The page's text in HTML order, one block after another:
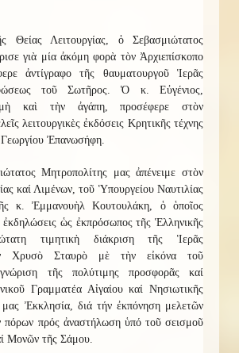
Λειτουργίας, ὁ Σεβασμιώτατος
γιὰ μία ἀκόμη φορὰ τὸν Ἀρχιεπίσκοπο
ἀντίγραφο τῆς θαυματουργοῦ Ἱερᾶς
τοῦ Σωτῆρος. Ὁ κ. Εὐγένιος,
καὶ τὴν ἀγάπη, προσέφερε στὸν
λειτουργικὲς ἐκδόσεις Κρητικῆς τέχνης
Ἐπανωσήφη.
Μητροπολίτης μας ἀπένειμε στὸν
καί Λιμένων, τοῦ Ὑπουργείου Ναυτιλίας
κ. Ἐμμανουὴλ Κουτουλάκη, ὁ ὁποῖος
ἐκδηλώσεις ὡς ἐκπρόσωπος τῆς Ἑλληνικῆς
τιμητικὴ διάκριση τῆς Ἱερᾶς
Χρυσὸ Σταυρὸ μὲ τὴν εἰκόνα τοῦ
τῆς πολύτιμης προσφορᾶς καί
Γραμματέα Αἰγαίου καί Νησιωτικῆς
Ἐκκλησία, διά τήν ἐκπόνηση μελετῶν
πόρων πρός ἀναστήλωση ὑπό τοῦ σεισμοῦ
Μονῶν τῆς Σάμου.